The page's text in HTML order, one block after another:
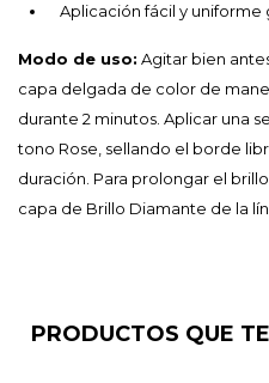
Aplicación fácil y uniforme
Modo de uso: Agitar bien
capa delgada de color de
durante 2 minutos. Aplicar una
tono Rose, sellando el borde
duración. Para prolongar el
capa de Brillo Diamante de la
PRODUCTOS QUE